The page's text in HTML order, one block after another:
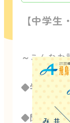
【中学
～ こんなお
◆学校の通
◆聞きたい